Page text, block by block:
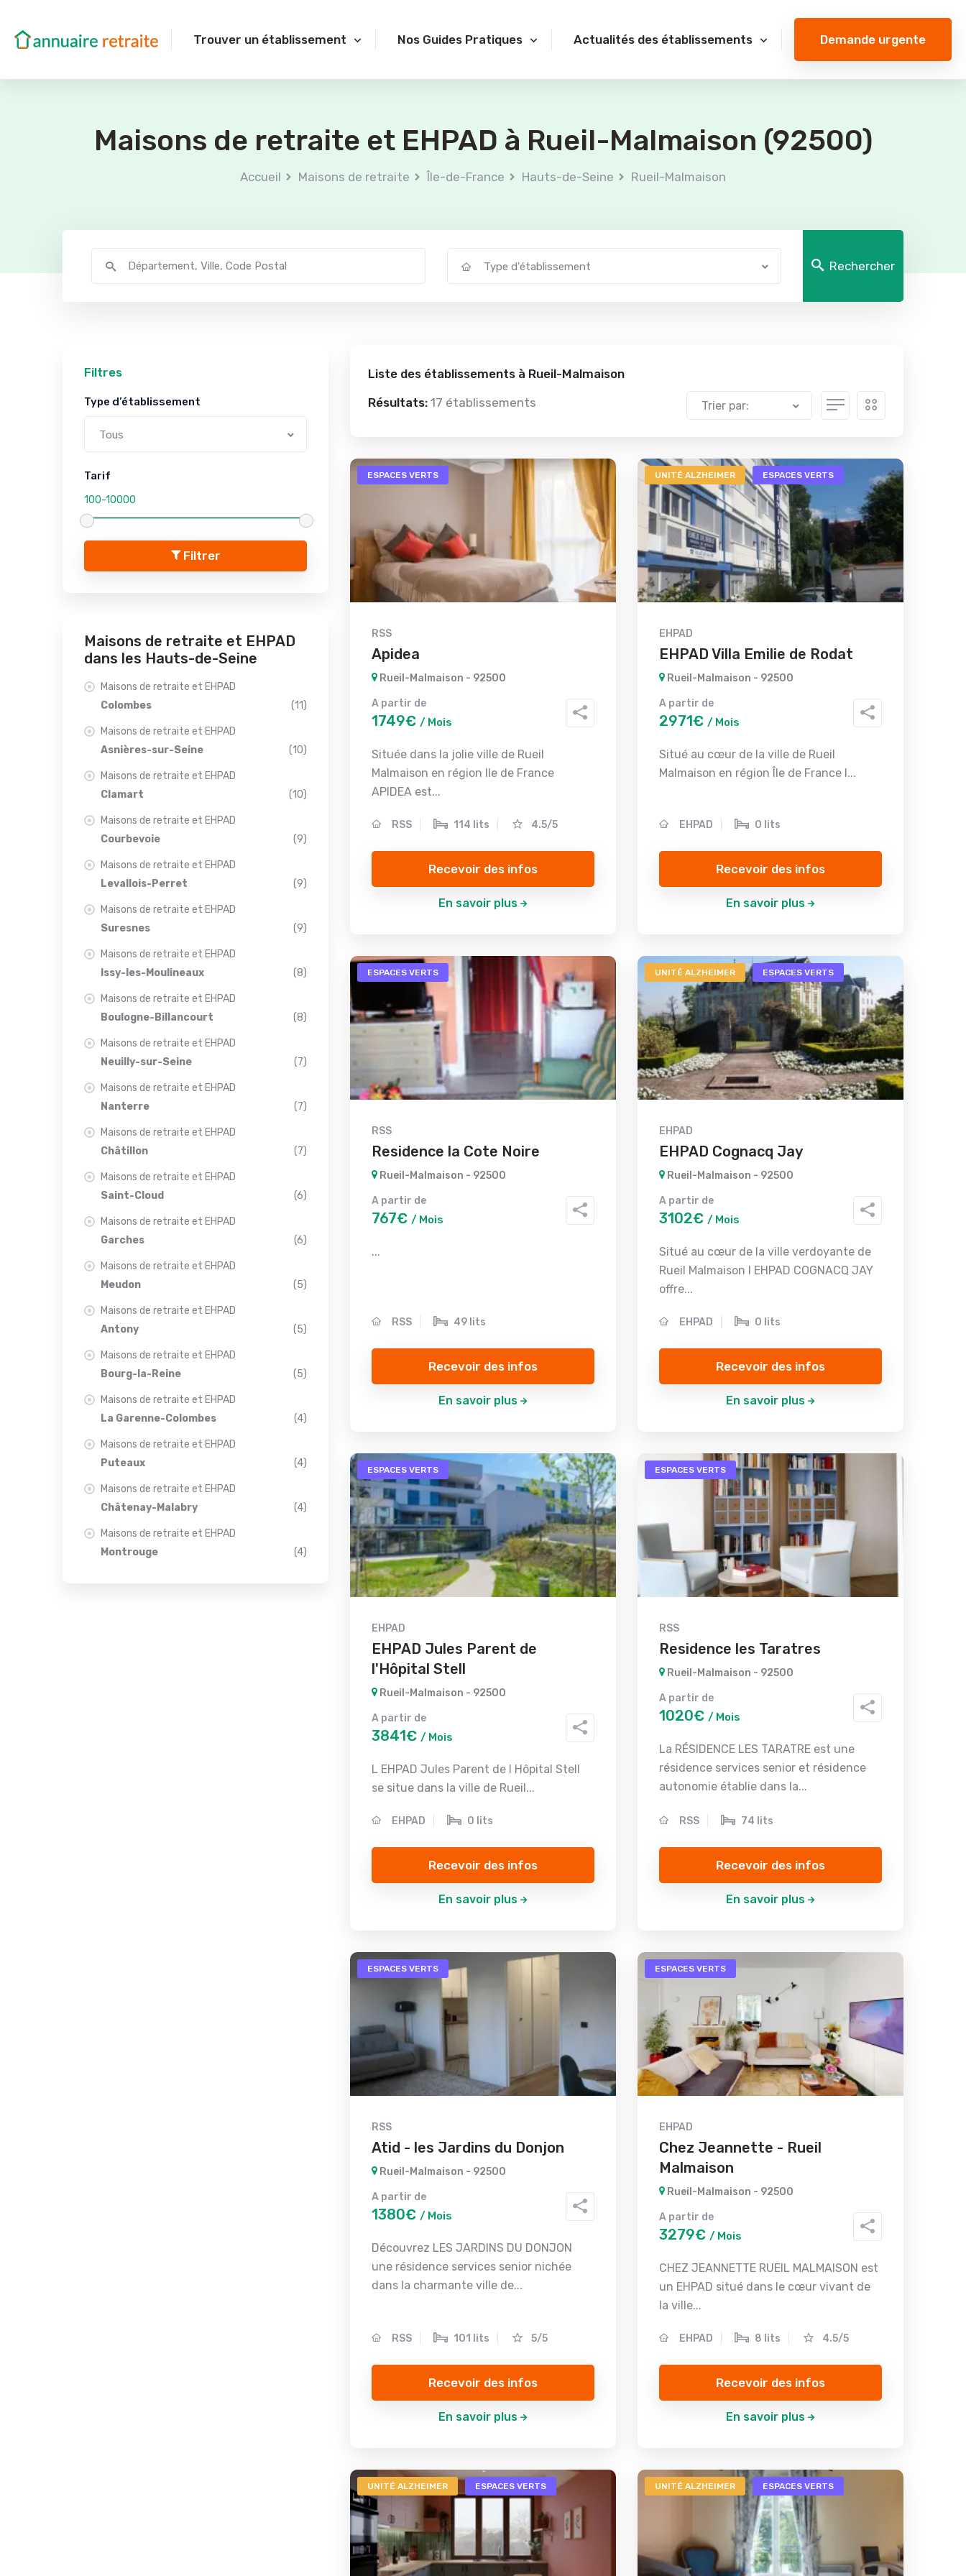
Trouver un établissement Nos Guides Pratiques Actualités des établissements Demande urgente
Maisons de retraite et EHPAD à Rueil-Malmaison (92500)
Accueil Maisons de retraite Île-de-France Hauts-de-Seine Rueil-Malmaison
Type d'établissement Rechercher
Liste des établissements à Rueil-Malmaison
Résultats: 17 établissements Trier par:
ESPACES VERTS
RSS
Apidea
Rueil-Malmaison - 92500
A partir de
1749€ / Mois
Située dans la jolie ville de Rueil
Malmaison en région Ile de France
APIDEA est...
RSS 114 lits 4.5/5
Recevoir des infos
En savoir plus
UNITÉ ALZHEIMER ESPACES VERTS
EHPAD
EHPAD Villa Emilie de Rodat
Rueil-Malmaison - 92500
A partir de
2971€ / Mois
Situé au cœur de la ville de Rueil
Malmaison en région Île de France l...
EHPAD 0 lits
Recevoir des infos
En savoir plus
ESPACES VERTS
RSS
Residence la Cote Noire
Rueil-Malmaison - 92500
A partir de
767€ / Mois
...
RSS 49 lits
Recevoir des infos
En savoir plus
UNITÉ ALZHEIMER ESPACES VERTS
EHPAD
EHPAD Cognacq Jay
Rueil-Malmaison - 92500
A partir de
3102€ / Mois
Situé au cœur de la ville verdoyante de
Rueil Malmaison l EHPAD COGNACQ JAY
offre...
EHPAD 0 lits
Recevoir des infos
En savoir plus
ESPACES VERTS
EHPAD
EHPAD Jules Parent de
l'Hôpital Stell
Rueil-Malmaison - 92500
A partir de
3841€ / Mois
L EHPAD Jules Parent de l Hôpital Stell
se situe dans la ville de Rueil...
EHPAD 0 lits
Recevoir des infos
En savoir plus
ESPACES VERTS
RSS
Residence les Taratres
Rueil-Malmaison - 92500
A partir de
1020€ / Mois
La RÉSIDENCE LES TARATRE est une
résidence services senior et résidence
autonomie établie dans la...
RSS 74 lits
Recevoir des infos
En savoir plus
ESPACES VERTS
RSS
Atid - les Jardins du Donjon
Rueil-Malmaison - 92500
A partir de
1380€ / Mois
Découvrez LES JARDINS DU DONJON
une résidence services senior nichée
dans la charmante ville de...
RSS 101 lits 5/5
Recevoir des infos
En savoir plus
ESPACES VERTS
EHPAD
Chez Jeannette - Rueil
Malmaison
Rueil-Malmaison - 92500
A partir de
3279€ / Mois
CHEZ JEANNETTE RUEIL MALMAISON est
un EHPAD situé dans le cœur vivant de
la ville...
EHPAD 8 lits 4.5/5
Recevoir des infos
En savoir plus
UNITÉ ALZHEIMER ESPACES VERTS UNITÉ ALZHEIMER ESPACES VERTS
Filtres
Type d’établissement
Tous
Tarif
Filtrer
Maisons de retraite et EHPAD
dans les Hauts-de-Seine
Maisons de retraite et EHPAD
Colombes
(11)
Maisons de retraite et EHPAD
Asnières-sur-Seine
(10)
Maisons de retraite et EHPAD
Clamart
(10)
Maisons de retraite et EHPAD
Courbevoie
(9)
Maisons de retraite et EHPAD
Levallois-Perret
(9)
Maisons de retraite et EHPAD
Suresnes
(9)
Maisons de retraite et EHPAD
Issy-les-Moulineaux
(8)
Maisons de retraite et EHPAD
Boulogne-Billancourt
(8)
Maisons de retraite et EHPAD
Neuilly-sur-Seine
(7)
Maisons de retraite et EHPAD
Nanterre
(7)
Maisons de retraite et EHPAD
Châtillon
(7)
Maisons de retraite et EHPAD
Saint-Cloud
(6)
Maisons de retraite et EHPAD
Garches
(6)
Maisons de retraite et EHPAD
Meudon
(5)
Maisons de retraite et EHPAD
Antony
(5)
Maisons de retraite et EHPAD
Bourg-la-Reine
(5)
Maisons de retraite et EHPAD
La Garenne-Colombes
(4)
Maisons de retraite et EHPAD
Puteaux
(4)
Maisons de retraite et EHPAD
Châtenay-Malabry
(4)
Maisons de retraite et EHPAD
Montrouge
(4)